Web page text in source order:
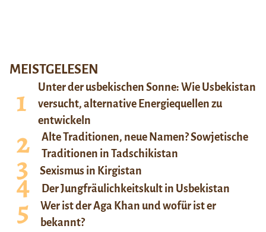
MEISTGELESEN
Unter der usbekischen Sonne: Wie Usbekistan
versucht, alternative Energiequellen zu
entwickeln
Alte Traditionen, neue Namen? Sowjetische
Traditionen in Tadschikistan
Sexismus in Kirgistan
Der Jungfräulichkeitskult in Usbekistan
Wer ist der Aga Khan und wofür ist er
bekannt?